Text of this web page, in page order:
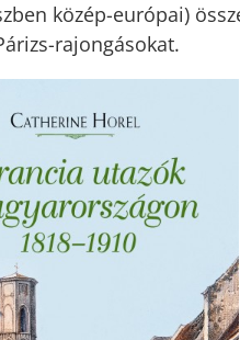
közép-európai)
rajongásokat.